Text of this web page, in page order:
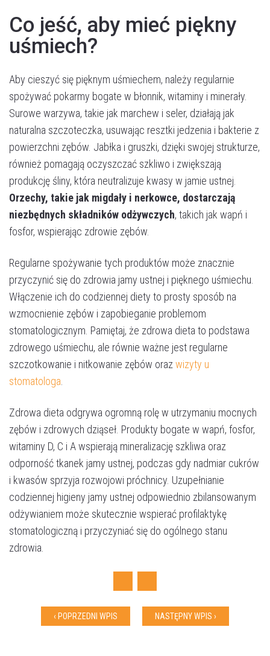
Co jeść, aby mieć piękny
uśmiech?
Aby cieszyć się pięknym uśmiechem, należy regularnie
spożywać pokarmy bogate w błonnik, witaminy i minerały.
Surowe warzywa, takie jak marchew i seler, działają jak
naturalna szczoteczka, usuwając resztki jedzenia i bakterie z
powierzchni zębów. Jabłka i gruszki, dzięki swojej strukturze,
również pomagają oczyszczać szkliwo i zwiększają
produkcję śliny, która neutralizuje kwasy w jamie ustnej.
Orzechy, takie jak migdały i nerkowce, dostarczają
niezbędnych składników odżywczych, takich jak wapń i
fosfor, wspierając zdrowie zębów​.
Regularne spożywanie tych produktów może znacznie
przyczynić się do zdrowia jamy ustnej i pięknego uśmiechu.
Włączenie ich do codziennej diety to prosty sposób na
wzmocnienie zębów i zapobieganie problemom
stomatologicznym. Pamiętaj, że zdrowa dieta to podstawa
zdrowego uśmiechu, ale równie ważne jest regularne
szczotkowanie i nitkowanie zębów oraz wizyty u
stomatologa
Zdrowa dieta odgrywa ogromną rolę w utrzymaniu mocnych
zębów i zdrowych dziąseł. Produkty bogate w wapń, fosfor,
witaminy D, C i A wspierają mineralizację szkliwa oraz
odporność tkanek jamy ustnej, podczas gdy nadmiar cukrów
i kwasów sprzyja rozwojowi próchnicy. Uzupełnianie
codziennej higieny jamy ustnej odpowiednio zbilansowanym
odżywianiem może skutecznie wspierać profilaktykę
stomatologiczną i przyczyniać się do ogólnego stanu
zdrowia.
Facebook
Twitter
‹ POPRZEDNI WPIS NASTĘPNY WPIS ›
Umów wizytę